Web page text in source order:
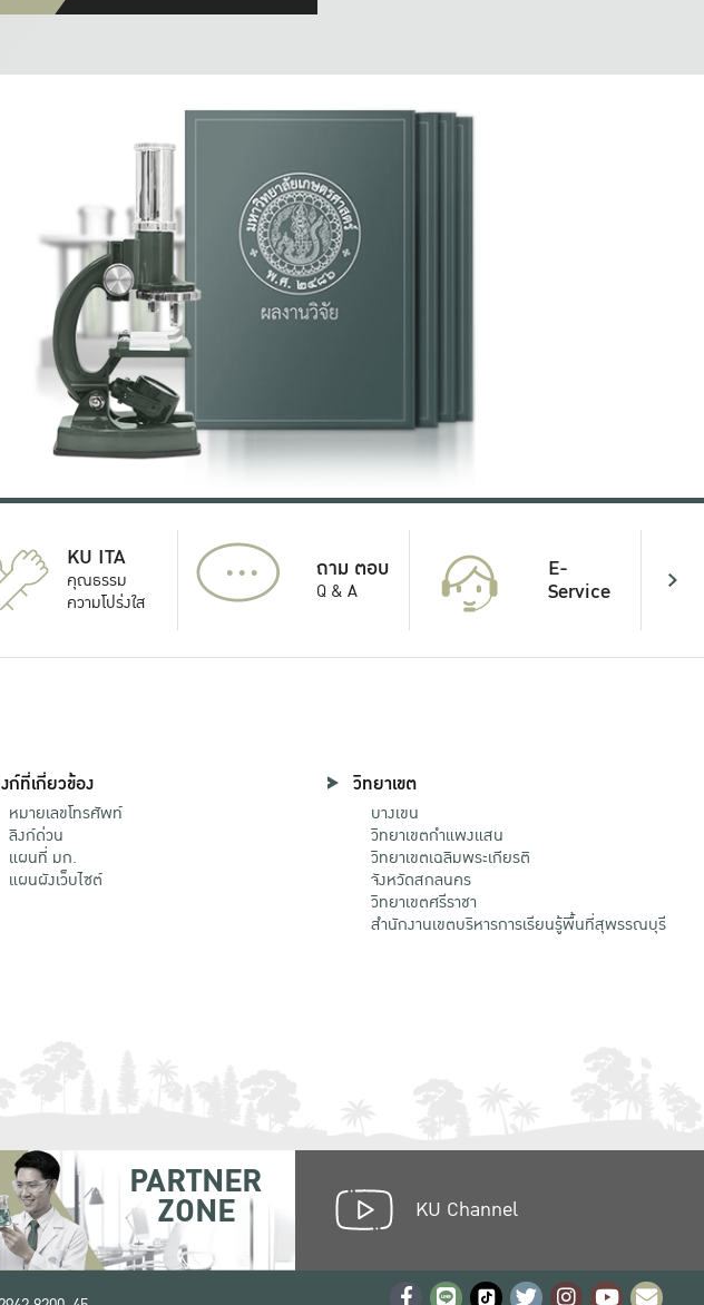
KU ITA
คุณธรรม
ความโปร่งใส
... ถาม ตอบ
Q & A
E-
Service
ก์ที่เกี่ยวข้อง
หมายเลขโทรศัพท์
ลิงก์ด่วน
แผนที่ มก.
แผนผังเว็บไซต์
วิทยาเขต
บางเขน
วิทยาเขตกําแพงแสน
วิทยาเขตเฉลิมพระเกียรติ
จังหวัดสกลนคร
วิทยาเขตศรีราชา
สำนักงานเขตบริหารการเรียนรู้พื้นที่สุพรรณบุรี
PARTNER
ZONE KU Channel